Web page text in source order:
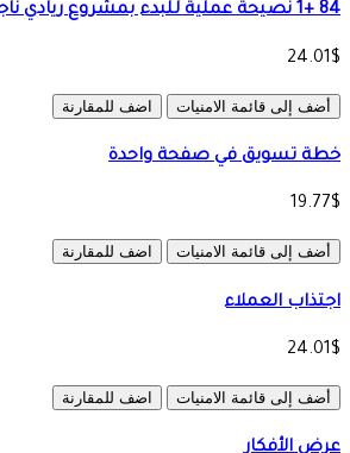
84 +1 نصيحة عملية للبدء بمشروع ريادي ناجح
24.01$
أضف إلى قائمة الامنيات اضف للمقارنة
خطة تسويق في صفحة واحدة
19.77$
أضف إلى قائمة الامنيات اضف للمقارنة
اجتذاب العملاء
24.01$
أضف إلى قائمة الامنيات اضف للمقارنة
عرض الأفكار